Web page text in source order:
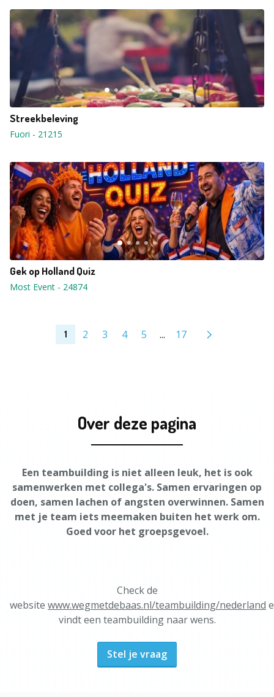
Streekbeleving
Fuori - 21215
Gek op Holland Quiz
Most Event - 24874
1 2 3 4 5 ... 17
Over deze pagina
Een teambuilding is niet alleen leuk, het is ook
samenwerken met collega's. Samen ervaringen op
doen, samen lachen of angsten overwinnen. Samen
met je team iets meemaken buiten het werk om.
Goed voor het groepsgevoel.
Check de
website www.wegmetdebaas.nl/teambuilding/nederland
vindt een teambuilding naar wens.
Stel je vraag